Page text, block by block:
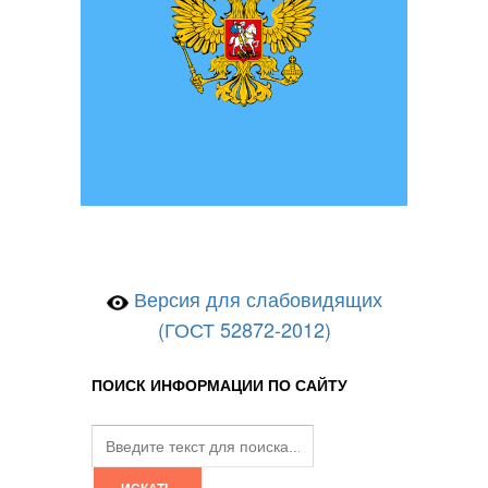
Версия для слабовидящих
(ГОСТ 52872-2012)
ПОИСК ИНФОРМАЦИИ ПО САЙТУ